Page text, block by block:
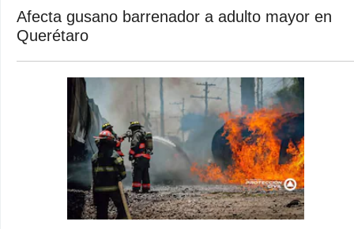
Afecta gusano barrenador a adulto mayor en
Querétaro